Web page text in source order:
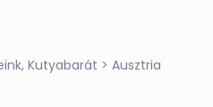
Kutyabarát > Ausztria